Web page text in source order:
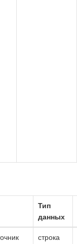
Тип
данных
строка